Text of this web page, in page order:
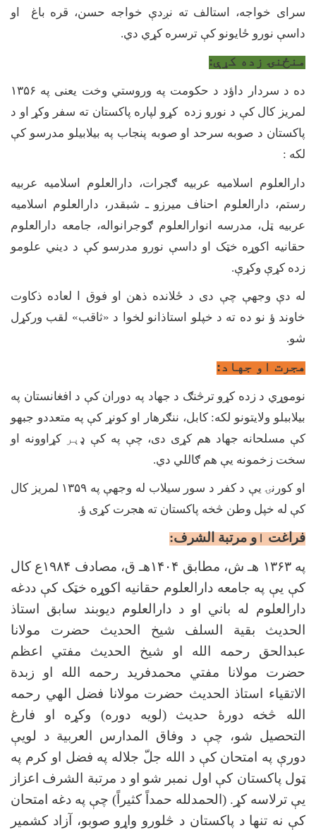
سرای خواجه، استالف ته نږدې خواجه حسن، قره باغ او
داسې نورو ځایونو کې ترسره کړي دي.
منځنۍ زده کړې:
ده د سردار داؤد د حکومت په وروستي وخت یعنی په ۱۳۵۶
لمریز کال کې د نورو زده کړو لپاره پاکستان ته سفر وکړ او د
پاکستان د صوبه سرحد او صوبه پنجاب په بیلابیلو مدرسو کې
لکه :
دارالعلوم اسلامیه عربیه ګجرات، دارالعلوم اسلامیه عربیه
رستم، دارالعلوم احناف میرزو ـ شبقدر، دارالعلوم اسلامیه
عربیه ټل، مدرسه انوارالعلوم ګوجرانواله، جامعه دارالعلوم
حقانیه اکوړه خټک او داسې نورو مدرسو کې د دیني علومو
زده کړې وکړې.
له دې وجهې چې دی د ځلانده ذهن او فوق ا لعاده ذکاوت
خاوند ؤ نو ده ته د خپلو استاذانو لخوا د «ثاقب» لقب ورکړل
شو.
هجرت او جهاد:
نوموړي د زده کړو ترڅنګ د جهاد په دوران کې د افغانستان په
بیلاببلو ولایتونو لکه: کابل، ننګرهار او کونړ کې په متعددو جبهو
کې مسلحانه جهاد هم کړی دی، چې په کې ډ ېر
کړاوونه او
سخت زخمونه یې هم ګاللي دي.
او کورنۍ یې د کفر د سور سیلاب له وجهې په ۱۳۵۹ لمریز کال
کې له خپل وطن څخه پاکستان ته هجرت کړی ؤ.
فراغت ا و مرتبة الشرف:
په۱۳۶۳ هـ ش، مطابق ۱۴۰۴هـ ق، مصادف ۱۹۸۴ع کال
کې یې په جامعه دارالعلوم حقانیه اکوړه خټک کې ددغه
دارالعلوم له باني او د دارالعلوم دیوبند سابق استاذ
الحدیث بقیة السلف شیخ الحدیث حضرت مولانا
عبدالحق رحمه الله او شیخ الحدیث مفتي اعظم
حضرت مولانا مفتي محمدفرید رحمه الله او زبدة
الاتقیاء استاذ الحدیث حضرت مولانا فضل الهي رحمه
الله څخه دورۀ حدیث (لویه دوره) وکړه او فارغ
التحصیل شو، چې د وفاق المدارس العربیة د لویې
دورې په امتحان کې د الله جلّ جلاله په فضل او کرم په
ټول پاکستان کې اول نمبر شو او د مرتبة الشرف اعزاز
یې ترلاسه کړ. (الحمدلله حمداً کثیراً) چې په دغه امتحان
کې نه تنها د پاکستان د څلورو واړو صوبو، آزاد کشمیر